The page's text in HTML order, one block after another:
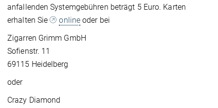
anfallenden Systemgebühren beträgt 5 Euro. Karten
erhalten Sie
online oder bei
Zigarren Grimm GmbH
Sofienstr. 11
69115 Heidelberg
oder
Crazy Diamond